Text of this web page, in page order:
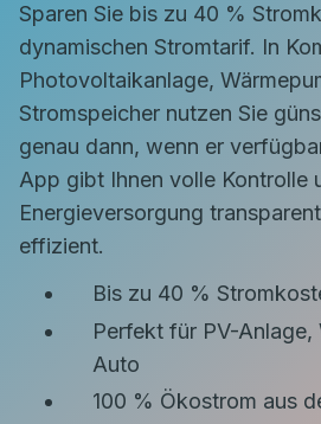
Sparen Sie bis zu 40 %
dynamischen Stromtarif. In
Photovoltaikanlage,
Stromspeicher nutzen Sie
genau dann, wenn er
App gibt Ihnen volle Kontrolle
Energieversorgung
effizient.
Bis zu 40 %
Perfekt für PV-Anlage,
Auto
100 % Ökostrom aus